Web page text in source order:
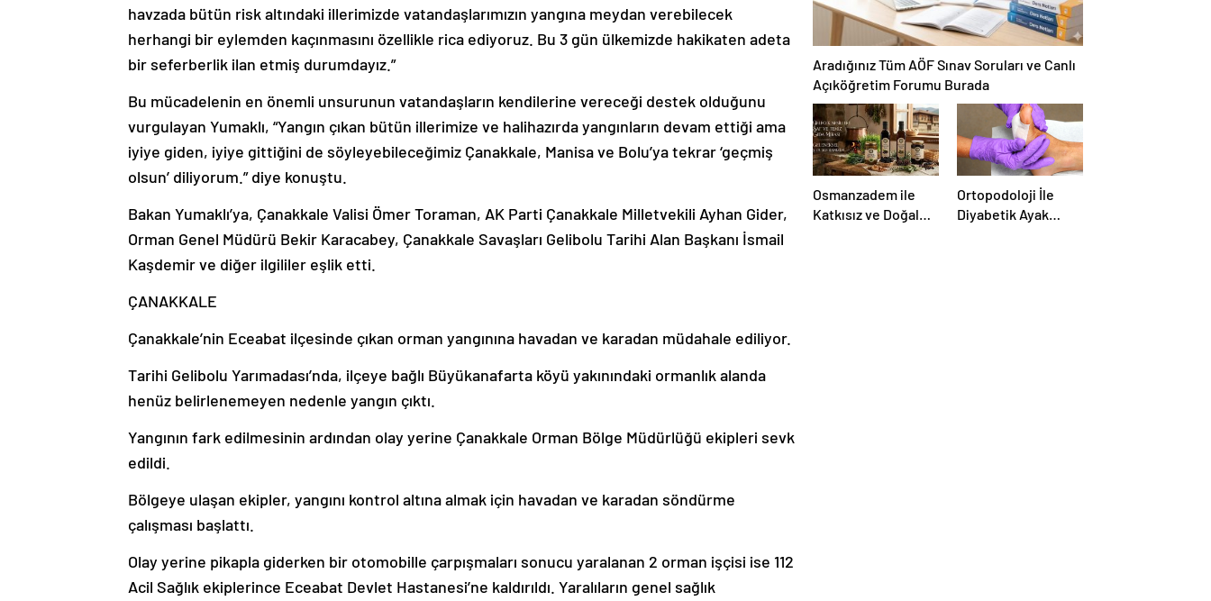
havzada bütün risk altındaki illerimizde vatandaşlarımızın yangına meydan verebilecek
herhangi bir eylemden kaçınmasını özellikle rica ediyoruz. Bu 3 gün ülkemizde hakikaten adeta
bir seferberlik ilan etmiş durumdayız.”
Bu mücadelenin en önemli unsurunun vatandaşların kendilerine vereceği destek olduğunu
vurgulayan Yumaklı, “Yangın çıkan bütün illerimize ve halihazırda yangınların devam ettiği ama
iyiye giden, iyiye gittiğini de söyleyebileceğimiz Çanakkale, Manisa ve Bolu’ya tekrar ‘geçmiş
olsun’ diliyorum.” diye konuştu.
Bakan Yumaklı’ya, Çanakkale Valisi Ömer Toraman, AK Parti Çanakkale Milletvekili Ayhan Gider,
Orman Genel Müdürü Bekir Karacabey, Çanakkale Savaşları Gelibolu Tarihi Alan Başkanı İsmail
Kaşdemir ve diğer ilgililer eşlik etti.
ÇANAKKALE
Çanakkale’nin Eceabat ilçesinde çıkan orman yangınına havadan ve karadan müdahale ediliyor.
Tarihi Gelibolu Yarımadası’nda, ilçeye bağlı Büyükanafarta köyü yakınındaki ormanlık alanda
henüz belirlenemeyen nedenle yangın çıktı.
Yangının fark edilmesinin ardından olay yerine Çanakkale Orman Bölge Müdürlüğü ekipleri sevk
edildi.
Bölgeye ulaşan ekipler, yangını kontrol altına almak için havadan ve karadan söndürme
çalışması başlattı.
Olay yerine pikapla giderken bir otomobille çarpışmaları sonucu yaralanan 2 orman işçisi ise 112
Acil Sağlık ekiplerince Eceabat Devlet Hastanesi’ne kaldırıldı. Yaralıların genel sağlık
Aradığınız Tüm AÖF Sınav Soruları ve Canlı
Açıköğretim Forumu Burada
Osmanzadem ile
Katkısız ve Doğal
Ortopodoloji İle
Diyabetik Ayak